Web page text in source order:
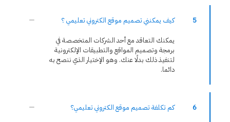
5 كيف يمكنني تصميم موقع الكتروني تعليمي ؟
يمكنك التعاقد مع أحد الشركات المتخصصة في
برمجة وتصميم المواقع والتطبيقات الإلكترونية
لتنفيذ ذلك بدلًا عنك. وهو الإختيار الذي ننصح به
دائما.
6 كم تكلفة تصميم موقع الكتروني تعليمي؟